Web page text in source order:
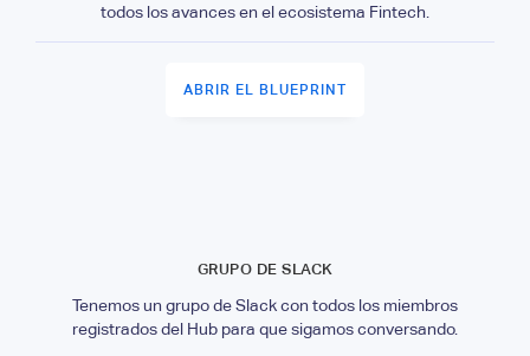
todos los avances en el ecosistema Fintech.
ABRIR EL BLUEPRINT
GRUPO DE SLACK
Tenemos un grupo de Slack con todos los miembros
registrados del Hub para que sigamos conversando.